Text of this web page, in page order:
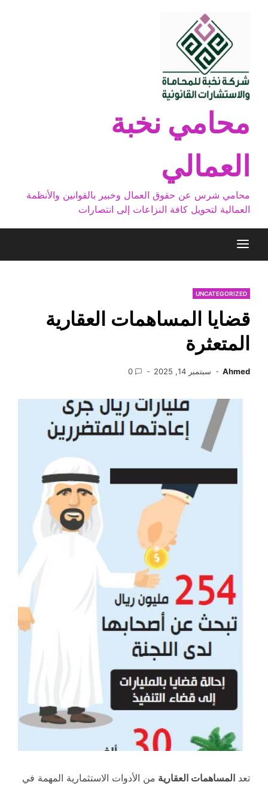
محامي نخبة
العمالي
محامي شرس عن حقوق العمال وخبير بالقوانين والأنظمة
العمالية لتحويل كافة النزاعات إلى انتصارات
UNCATEGORIZED
قضايا المساهمات العقارية
المتعثرة
Ahmed سبتمبر 14, 2025 0
تعد المساهمات العقارية من الأدوات الاستثمارية المهمة في